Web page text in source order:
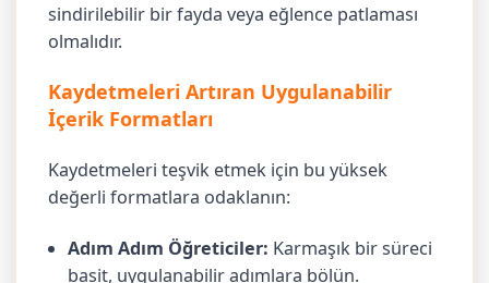
sindirilebilir bir fayda veya eğlence patlaması
olmalıdır.
Kaydetmeleri Artıran Uygulanabilir
İçerik Formatları
Kaydetmeleri teşvik etmek için bu yüksek
değerli formatlara odaklanın:
Adım Adım Öğreticiler: Karmaşık bir süreci
basit, uygulanabilir adımlara bölün.